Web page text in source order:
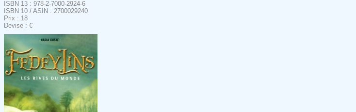
ISBN 13 : 978-2-7000-2924-6
ISBN 10 / ASIN : 2700029240
Prix : 18
Devise : €